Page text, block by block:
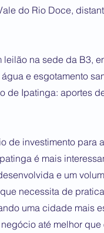
do Rio Doce,
na sede da B3,
e esgotamento
de Ipatinga: aportes
de investimento para
é mais
e um
necessita de
uma cidade mais
até melhor